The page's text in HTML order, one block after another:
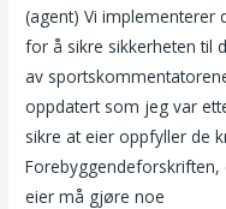
(agent) Vi implementerer
for å sikre sikkerheten til
av
oppdatert som jeg var
sikre at eier oppfyller de
eier må gjøre noe